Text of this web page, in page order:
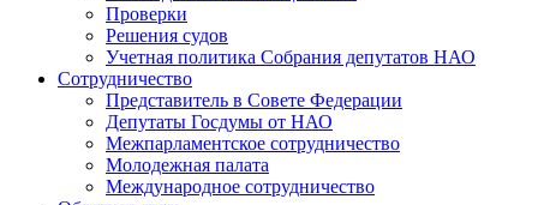
Проверки
Решения судов
Учетная политика Собрания депутатов НАО
Сотрудничество
Представитель в Совете Федерации
Депутаты Госдумы от НАО
Межпарламентское сотрудничество
Молодежная палата
Международное сотрудничество